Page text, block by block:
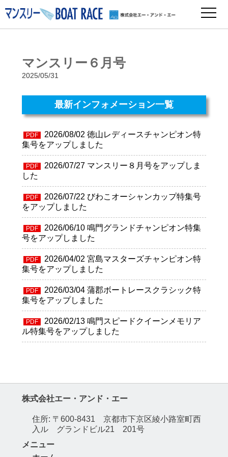
マンスリー６月号
2025/05/31
最新インフォメーション一覧
PDF 2026/08/02 徳山レディースチャンピオン特
集号をアップしました
PDF 2026/07/27マンスリー８月号をアップしま
した
PDF 2026/07/22 びわこオーシャンカップ特集号
をアップしました
PDF 2026/06/10鳴門グランドチャンピオン特集
号をアップしました
PDF 2026/04/02 宮島マスターズチャンピオン特
集号をアップしました
PDF 2026/03/04蒲郡ボートレースクラシック特
集号をアップしました
PDF 2026/02/13鳴門スピードクイーンメモリア
ル特集号をアップしました
株式会社エー・アンド・エー
住所: 〒600-8431 京都市下京区綾小路室町西
入ル グランドビル21 201号
メニュー